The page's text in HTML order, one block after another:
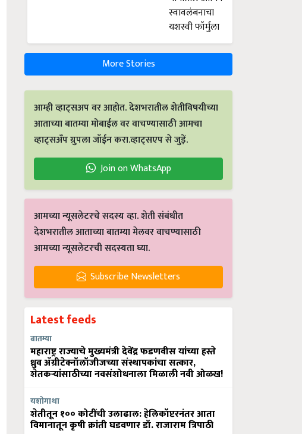
More Stories
आम्ही व्हाट्सअप वर आहोत. देशभरातील शेतीविषयीच्या
आताच्या बातम्या मोबाईल वर वाचण्यासाठी आमचा
व्हाट्सअँप ग्रुपला जॉईन करा.व्हाट्सएप से जुड़ें.
Join on WhatsApp
आमच्या न्यूसलेटरचे सदस्य व्हा. शेती संबंधीत
देशभरातील आताच्या बातम्या मेलवर वाचण्यासाठी
आमच्या न्यूसलेटरची सदस्यता घ्या.
Subscribe Newsletters
Latest feeds
बातम्या
महाराष्ट्र राज्याचे मुख्यमंत्री देवेंद्र फडणवीस यांच्या हस्ते
ध्रुव ॲग्रीटेक्नॉलॉजीजच्या संस्थापकांचा सत्कार,
शेतकऱ्यांसाठीच्या नवसंशोधनाला मिळाली नवी ओळख!
यशोगाथा
शेतीतून १०० कोटींची उलाढाल: हेलिकॉप्टरनंतर आता
विमानातून कृषी क्रांती घडवणार डॉ. राजाराम त्रिपाठी